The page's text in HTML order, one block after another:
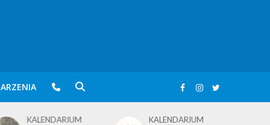
KALENDARIUM
KALENDARIUM